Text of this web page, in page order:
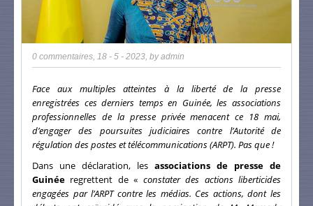
0 commentaires, 18 - 5 - 2023, byadmin
Face aux multiples atteintes à la liberté de la presse
enregistrées ces derniers temps en Guinée, les associations
professionnelles de la presse privée menacent ce 18 mai,
d’engager des poursuites judiciaires contre l’Autorité de
régulation des postes et télécommunications (ARPT). Pas que !
Dans une déclaration, les associations de presse de
Guinée regrettent de « constater des actions liberticides
engagées par l’ARPT contre les médias. Ces actions, dont les